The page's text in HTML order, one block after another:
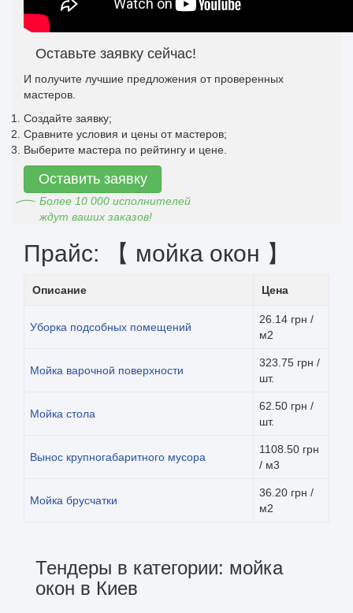
Оставьте заявку сейчас!
И получите лучшие предложения от проверенных
мастеров.
Создайте заявку;
Сравните условия и цены от мастеров;
Выберите мастера по рейтингу и цене.
Оставить заявку
Более 10 000 исполнителей
ждут ваших заказов!
Прайс: 【 мойка окон 】
Описание Цена
Уборка подсобных помещений
26.14 грн /
м2
Мойка варочной поверхности
323.75 грн /
шт.
Мойка стола
62.50 грн /
шт.
Вынос крупногабаритного мусора
1108.50 грн
/ м3
Мойка брусчатки
36.20 грн /
м2
Тендеры в категории: мойка
окон в Киев